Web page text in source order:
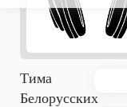
Тима
Белорусских